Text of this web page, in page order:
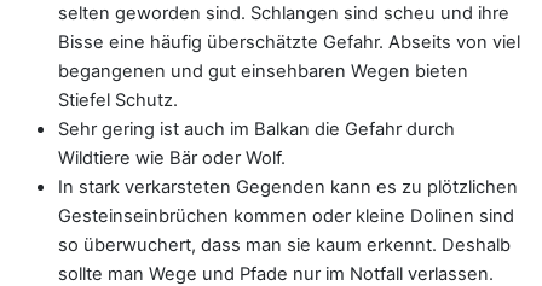
selten geworden sind. Schlangen sind scheu und ihre
Bisse eine häufig überschätzte Gefahr. Abseits von viel
begangenen und gut einsehbaren Wegen bieten
Stiefel Schutz.
Sehr gering ist auch im Balkan die Gefahr durch
Wildtiere wie Bär oder Wolf.
In stark verkarsteten Gegenden kann es zu plötzlichen
Gesteinseinbrüchen kommen oder kleine Dolinen sind
so überwuchert, dass man sie kaum erkennt. Deshalb
sollte man Wege und Pfade nur im Notfall verlassen.